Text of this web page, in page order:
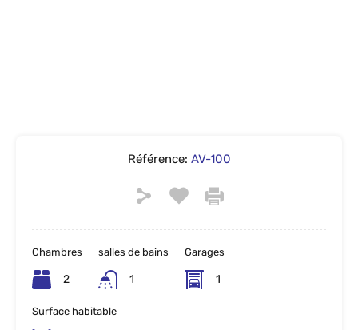
Référence: AV-100
Chambres
2
salles de bains
1
Garages
1
Surface habitable